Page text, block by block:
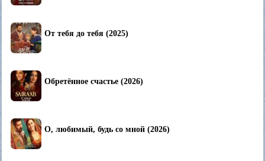
От тебя до тебя (2025)
Обретённое счастье (2026)
О, любимый, будь со мной (2026)